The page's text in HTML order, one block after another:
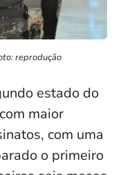
reprodução
estado do
maior
com uma
o primeiro